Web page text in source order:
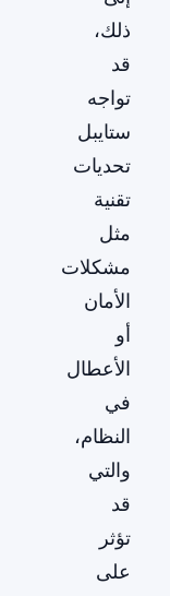
ذلك،
قد
تواجه
ستايبل
تحديات
تقنية
مثل
مشكلات
الأمان
أو
الأعطال
في
النظام،
والتي
قد
تؤثر
على